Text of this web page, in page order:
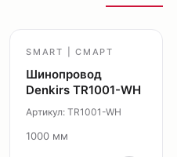
SMART | СМАРТ
Шинопровод
Denkirs TR1001-WH
Артикул: TR1001-WH
1000 мм